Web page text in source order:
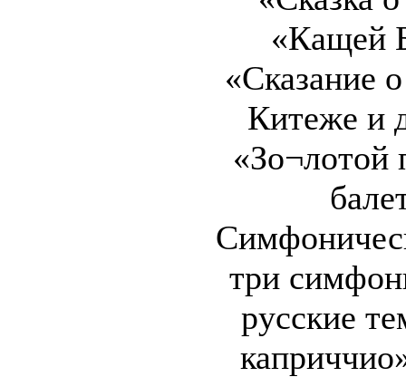
«Кащей
«Сказание
Китеже и
«Зо¬лотой
три
русские